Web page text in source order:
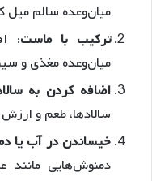
میان‌وعده سالم میل
ترکیب با ماست:
میان‌وعده مغذی و
اضافه کردن به
سالادها، طعم و
خیساندن درآب یا
دمنوش‌هایی مانند